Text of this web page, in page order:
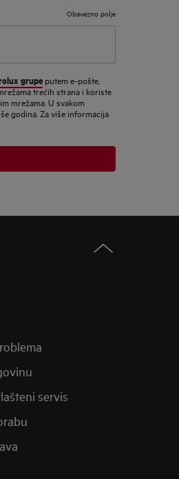
Obavezno polje
grupe putem e-pošte,
trećih strana i koriste
mrežama. U svakom
godina. Za više informacija
servis